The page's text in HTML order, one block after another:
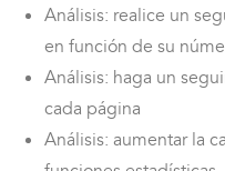
Análisis: realice un
en función de su
Análisis: haga un
cada página
Análisis: aumentar la